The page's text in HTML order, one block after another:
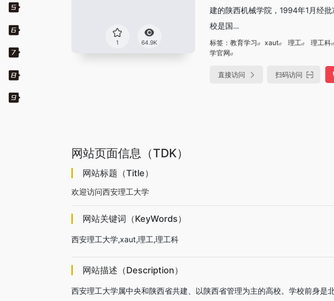
1 64.9K
建的陕西机械学院，1994年1月经
校是国...
标签： 教育学习 xaut 理工 理工科
学官网
直接访问 扫码访问
网站页面信息（TDK）
网站标题（Title）
欢迎访问西安理工大学
网站关键词（KeyWords）
西安理工大学,xaut,理工,理工科
网站描述（Description）
西安理工大学属中央和陕西省共建、以陕西省管理为主的高校。学校前身是